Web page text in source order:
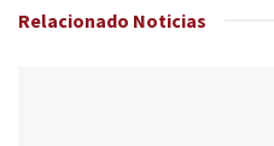
Relacionado Noticias